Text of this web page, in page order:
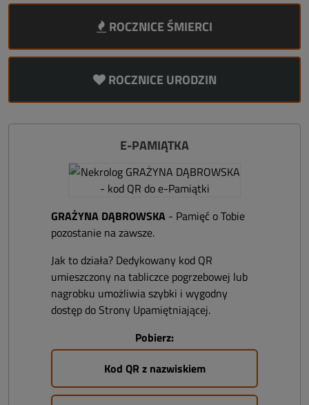
ROCZNICE ŚMIERCI
ROCZNICE URODZIN
E-PAMIĄTKA
GRAŻYNA DĄBROWSKA - Pamięć o Tobie
pozostanie na zawsze.
Jak to działa? Dedykowany kod QR
umieszczony na tabliczce pogrzebowej lub
nagrobku umożliwia szybki i wygodny
dostęp do Strony Upamiętniającej.
Pobierz:
Kod QR z nazwiskiem